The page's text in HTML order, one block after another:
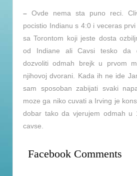
– Ovde nema sta puno reci.
pocistio Indianu s 4:0 i veceras prvi
sa Torontom koji jeste dosta
od Indiane ali Cavsi tesko da
dozvoliti odmah brejk u prvom
njihovoj dvorani. Kada ih ne ide
sam sposoban zabijati svaki
moze ga niko cuvati a Irving je
dobar tako da vjerujem odmah u
cavse.
Facebook Comments